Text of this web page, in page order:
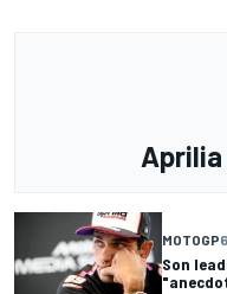
Aprilia
MOTOGP
Son